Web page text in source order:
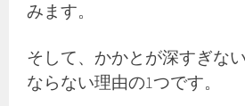
みます。
そして、かかとが深すぎな
ならない理由の1つです。